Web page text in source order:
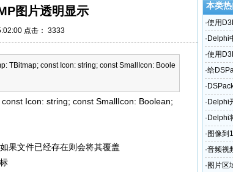
图片透明显示
点击： 3333
TBitmap; const Icon: string; const SmallIcon: Boole
Icon: string; const SmallIcon: Boolean;
文件已经存在则会将其覆盖
本类
·使用
· Delphi
·使用
·给
能
·
· Delphi
· Delphi
· 图像到
·音频视
· 图片区